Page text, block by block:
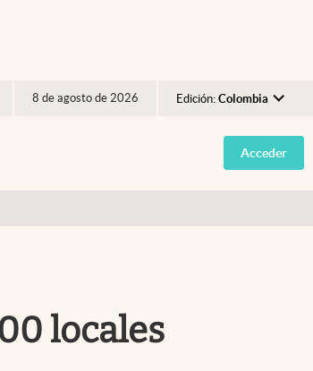
8 de agosto de 2026 Edición: Colombia
Argentina
España
Acceder
locales